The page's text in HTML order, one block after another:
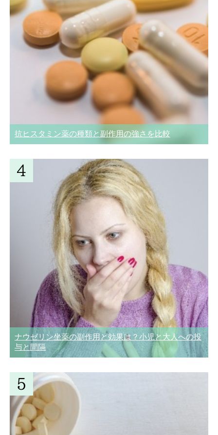
抗ヒスタミン薬の種類と副作用の強さを比較
ナウゼリン坐薬の副作用と効果は？小児と大人への投
与と間隔